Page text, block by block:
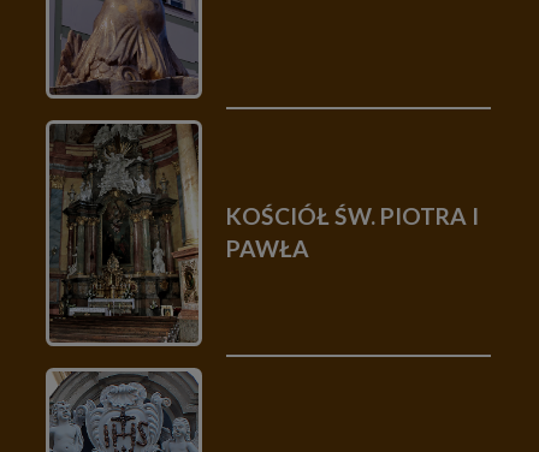
KOŚCIÓŁ ŚW. PIOTRA I
PAWŁA